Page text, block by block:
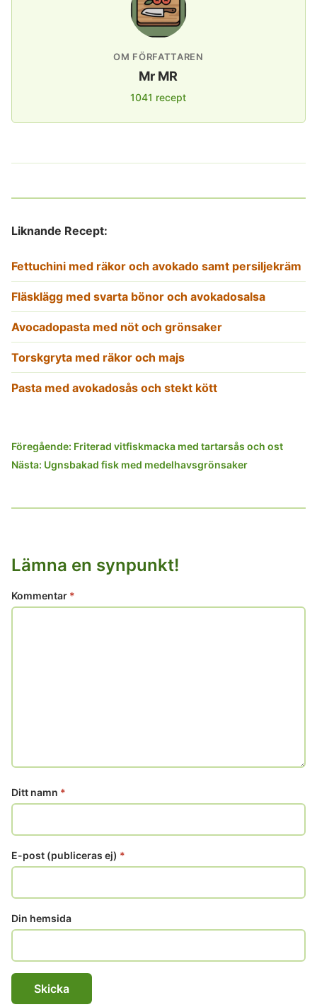
OM FÖRFATTAREN
Mr MR
1041 recept
Liknande Recept:
Fettuchini med räkor och avokado samt persiljekräm
Fläsklägg med svarta bönor och avokadosalsa
Avocadopasta med nöt och grönsaker
Torskgryta med räkor och majs
Pasta med avokadosås och stekt kött
Inläggsnavigering
Föregående: Friterad vitfiskmacka med tartarsås och ost
Nästa: Ugnsbakad fisk med medelhavsgrönsaker
Lämna en synpunkt!
Kommentar *
Ditt namn *
E-post (publiceras ej) *
Din hemsida